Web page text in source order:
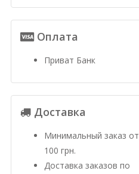
Оплата
Приват Банк
Доставка
Минимальный заказ от
100 грн.
Доставка заказов по